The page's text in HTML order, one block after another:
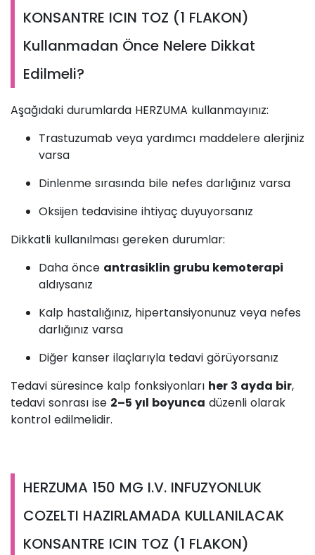
KONSANTRE ICIN TOZ (1 FLAKON)
Kullanmadan Önce Nelere Dikkat
Edilmeli?
Aşağıdaki durumlarda HERZUMA kullanmayınız:
Trastuzumab veya yardımcı maddelere alerjiniz
varsa
Dinlenme sırasında bile nefes darlığınız varsa
Oksijen tedavisine ihtiyaç duyuyorsanız
Dikkatli kullanılması gereken durumlar:
Daha önce antrasiklin grubu kemoterapi
aldıysanız
Kalp hastalığınız, hipertansiyonunuz veya nefes
darlığınız varsa
Diğer kanser ilaçlarıyla tedavi görüyorsanız
Tedavi süresince kalp fonksiyonları her 3 ayda bir,
tedavi sonrası ise 2–5 yıl boyunca düzenli olarak
kontrol edilmelidir.
HERZUMA 150 MG I.V. INFUZYONLUK
COZELTI HAZIRLAMADA KULLANILACAK
KONSANTRE ICIN TOZ (1 FLAKON)